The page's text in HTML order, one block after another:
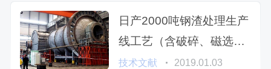
日产2000吨钢渣处理生产
线工艺（含破碎、磁选、
棒磨等设备），多少钱
技术文献 2019.01.03